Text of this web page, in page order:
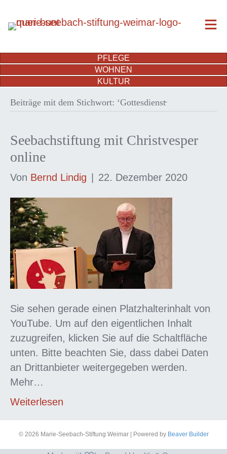
PFLEGE
WOHNEN
KULTUR
Beiträge mit dem Stichwort: ‘Gottesdienst̵
Seebachstiftung mit Christvesper
online
Von Bernd Lindig 22. Dezember 2020
Sie sehen gerade einen Platzhalterinhalt von
YouTube. Um auf den eigentlichen Inhalt
zuzugreifen, klicken Sie auf die Schaltfläche
unten. Bitte beachten Sie, dass dabei Daten
an Drittanbieter weitergegeben werden.
Mehr…
Weiterlesen
© 2026 Marie-Seebach-Stiftung Weimar Powered by Beaver Builder